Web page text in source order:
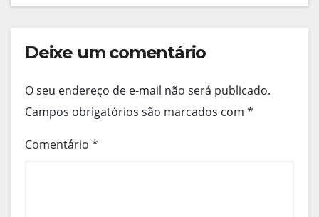
Deixe um comentário
O seu endereço de e-mail não será publicado.
Campos obrigatórios são marcados com *
Comentário *